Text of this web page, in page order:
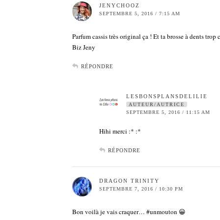
JENYCHOOZ
SEPTEMBRE 5, 2016 / 7:15 AM
Parfum cassis très original ça ! Et ta brosse à dents trop
Biz Jeny
RÉPONDRE
LESBONSPLANSDELILIE
AUTEUR/AUTRICE
SEPTEMBRE 5, 2016 / 11:15 AM
Hihi merci :* :*
RÉPONDRE
DRAGON TRINITY
SEPTEMBRE 7, 2016 / 10:30 PM
Bon voilà je vais craquer… #unmouton 😀